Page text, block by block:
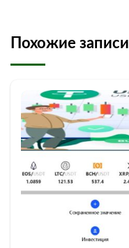
Похожие записи